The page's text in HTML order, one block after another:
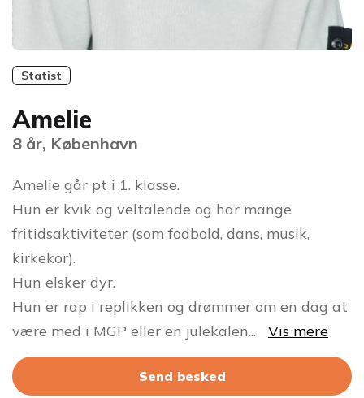
Statist
Amelie
8 år, København
Amelie går pt i 1. klasse.
Hun er kvik og veltalende og har mange
fritidsaktiviteter (som fodbold, dans, musik,
kirkekor).
Hun elsker dyr.
Hun er rap i replikken og drømmer om en dag at
være med i MGP eller en julekalen... Vis mere
Send besked